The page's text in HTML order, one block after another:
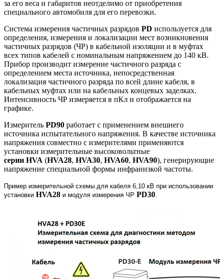
за его веса и габаритов неотделимо от приобретения
специального автомобиля для его перевозки.
Система измерения частичных разрядов PD используется для
определения, измерения и локализации мест возникновения
частичных разрядов (ЧР) в кабельной изоляции и в муфтах
всех типов кабелей с номинальным напряжением до 140 кВ.
Прибор производит измерение частичного разряда с
определением места источника, непосредственная
локализация частичного разряда по всей длине кабеля, в
кабельных муфтах или на кабельных концевых заделках.
Интенсивность ЧР измеряется в пКл и отображается на
графике.
Измеритель PD90 работает с применением внешнего
источника испытательного напряжения. В качестве источника
напряжения совместно с измерителями применяются
установки измерительные высоковольтные
серии HVA (HVA28, HVA30, HVA60, HVA90), генерирующие
напряжение специальной формы инфранизкой частоты.
Пример измерительной схемы для кабеля 6,10 кВ при использовании
установки HVA28 и модуля измерения ЧР PD30.